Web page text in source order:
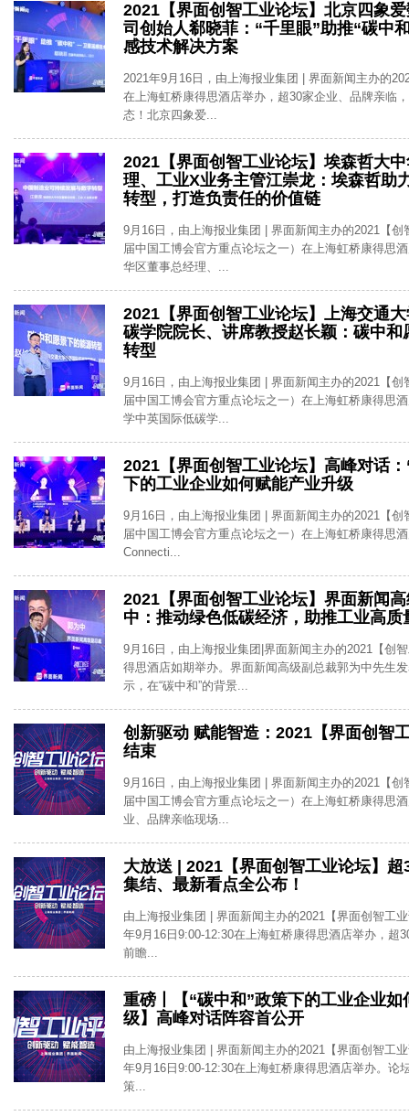
2021【界面创智工业论坛】北京四象
司创始人郗晓菲：“千里眼”助推“碳
感技术解决方案
2021年9月16日，由上海报业集团 | 界面新闻主办的
在上海虹桥康得思酒店举办，超30家企业、品牌亲临
态！北京四象爱...
2021【界面创智工业论坛】埃森哲大
理、工业X业务主管江崇龙：埃森哲助
转型，打造负责任的价值链
9月16日，由上海报业集团 | 界面新闻主办的2021【创
届中国工博会官方重点论坛之一）在上海虹桥康得思
华区董事总经理、...
2021【界面创智工业论坛】上海交通
碳学院院长、讲席教授赵长颖：碳中和
转型
9月16日，由上海报业集团 | 界面新闻主办的2021【创
届中国工博会官方重点论坛之一）在上海虹桥康得思
学中英国际低碳学...
2021【界面创智工业论坛】高峰对话
下的工业企业如何赋能产业升级
9月16日，由上海报业集团 | 界面新闻主办的2021【创
届中国工博会官方重点论坛之一）在上海虹桥康得思
Connecti...
2021【界面创智工业论坛】界面新闻
中：推动绿色低碳经济，助推工业高质
9月16日，由上海报业集团|界面新闻主办的2021【创
得思酒店如期举办。界面新闻高级副总裁郭为中先生
示，在“碳中和”的背景...
创新驱动 赋能智造：2021【界面创智
结束
9月16日，由上海报业集团 | 界面新闻主办的2021【创
届中国工博会官方重点论坛之一）在上海虹桥康得思
业、品牌亲临现场...
大放送 | 2021【界面创智工业论坛】超
集结、最新看点全公布！
由上海报业集团 | 界面新闻主办的2021【界面创智工
年9月16日9:00-12:30在上海虹桥康得思酒店举办，超
前瞻...
重磅丨【“碳中和”政策下的工业企业如
级】高峰对话阵容首公开
由上海报业集团 | 界面新闻主办的2021【界面创智工
年9月16日9:00-12:30在上海虹桥康得思酒店举办。论
策...